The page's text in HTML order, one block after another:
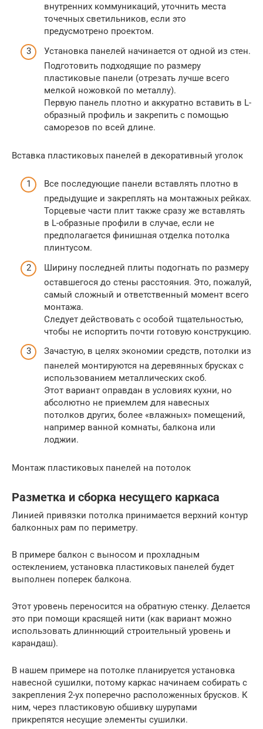
внутренних коммуникаций, уточнить места
точечных светильников, если это
предусмотрено проектом.
Установка панелей начинается от одной из стен.
Подготовить подходящие по размеру
пластиковые панели (отрезать лучше всего
мелкой ножовкой по металлу).
Первую панель плотно и аккуратно вставить в L-
образный профиль и закрепить с помощью
саморезов по всей длине.
Вставка пластиковых панелей в декоративный уголок
Все последующие панели вставлять плотно в
предыдущие и закреплять на монтажных рейках.
Торцевые части плит также сразу же вставлять
в L-образные профили в случае, если не
предполагается финишная отделка потолка
плинтусом.
Ширину последней плиты подогнать по размеру
оставшегося до стены расстояния. Это, пожалуй,
самый сложный и ответственный момент всего
монтажа.
Следует действовать с особой тщательностью,
чтобы не испортить почти готовую конструкцию.
Зачастую, в целях экономии средств, потолки из
панелей монтируются на деревянных брусках с
использованием металлических скоб.
Этот вариант оправдан в условиях кухни, но
абсолютно не приемлем для навесных
потолков других, более «влажных» помещений,
например ванной комнаты, балкона или
лоджии.
Монтаж пластиковых панелей на потолок
Разметка и сборка несущего каркаса
Линией привязки потолка принимается верхний контур
балконных рам по периметру.
В примере балкон с выносом и прохладным
остеклением, установка пластиковых панелей будет
выполнен поперек балкона.
Этот уровень переносится на обратную стенку. Делается
это при помощи красящей нити (как вариант можно
использовать длиннющий строительный уровень и
карандаш).
В нашем примере на потолке планируется установка
навесной сушилки, потому каркас начинаем собирать с
закрепления 2-ух поперечно расположенных брусков. К
ним, через пластиковую обшивку шурупами
прикрепятся несущие элементы сушилки.